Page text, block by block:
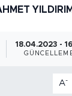
YILDIRIM
18.04.2023 -
A-